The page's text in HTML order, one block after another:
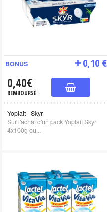
BONUS 0,10 €
0,40€
REMBOURSÉ
Yoplait - Skyr
Sur l'achat d'un pack Yoplait Skyr
4x100g ou...